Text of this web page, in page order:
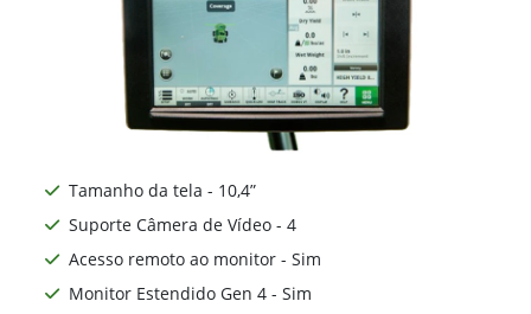
Tamanho da tela - 10,4”
Suporte Câmera de Vídeo - 4
Acesso remoto ao monitor - Sim
Monitor Estendido Gen 4 - Sim